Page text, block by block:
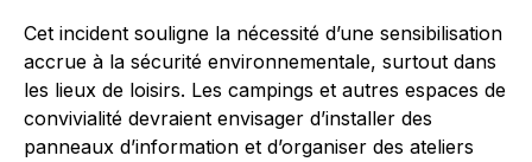
Cet incident souligne la nécessité d’une sensibilisation
accrue à la sécurité environnementale, surtout dans
les lieux de loisirs. Les campings et autres espaces de
convivialité devraient envisager d’installer des
panneaux d’information et d’organiser des ateliers